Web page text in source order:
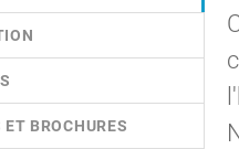
BROCHURES